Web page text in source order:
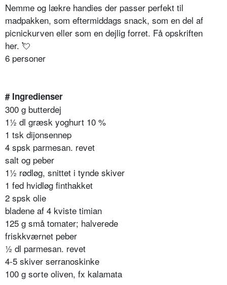
Nemme og lækre handies der passer perfekt til
madpakken, som eftermiddags snack, som en del af
picnickurven eller som en dejlig forret. Få opskriften
her. 💘
6 personer
# Ingredienser
300 g butterdej
1½ dl græsk yoghurt 10 %
1 tsk dijonsennep
4 spsk parmesan. revet
salt og peber
1½ rødløg, snittet i tynde skiver
1 fed hvidløg finthakket
2 spsk olie
bladene af 4 kviste timian
125 g små tomater; halverede
friskkværnet peber
½ dl parmesan. revet
4-5 skiver serranoskinke
100 g sorte oliven, fx kalamata